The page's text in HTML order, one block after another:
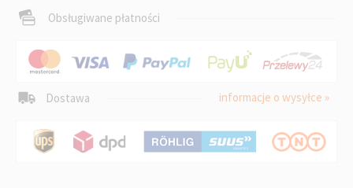
Obsługiwane płatności
Dostawa informacje o wysyłce »